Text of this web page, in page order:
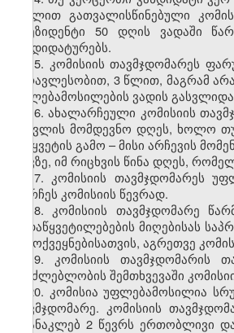
მუხლით გათვალისწინებული
პრეზიდენტი 50 დღის ვადაში
კანდიდატურებს.
15. კომისიის თავმჯდომარეს
უმრავლესობით, 3 წლით, მაგრამ
უფლებამოსილების ვადის
16. ახალარჩეული კომისიის
გასვლის მომდევნო დღეს, ხოლო
შეწყვეტის გამო – მისი არჩევის
თავზე, იმ რიცხვის წინა დღეს,
17. კომისიის თავმჯდომარეს
დარჩეს კომისიის წევრად.
18. კომისიის თავმჯდომარე
გადაწყვეტილებების მიღებისას
გამოქვეყნებისათვის, აგრეთვე
19. კომისიის თავმჯდომარის
შეუძლებლობის შემთხვევაში
20. კომისია უფლებამოსილია
თავმჯდომარე. კომისიის
არანაკლებ 2 წევრს ერთობლივი